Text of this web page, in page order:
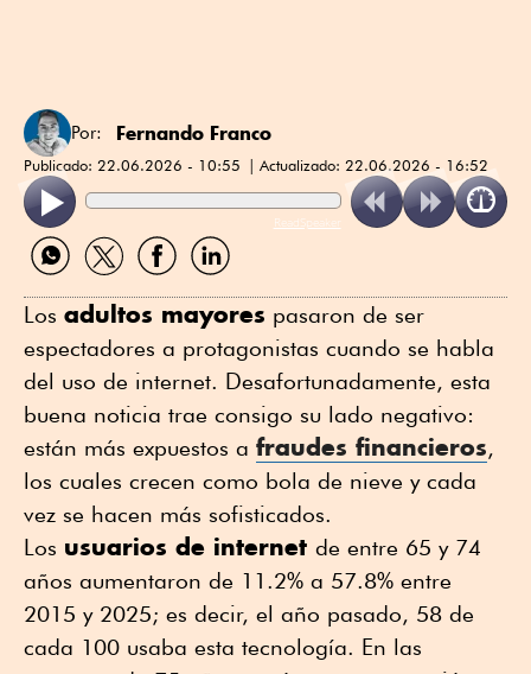
Por: Fernando Franco
Publicado: 22.06.2026 - 10:55 Actualizado: 22.06.2026 - 16:52
ReadSpeaker
Compartir
por
Compartir
por
Compartir
por
Compartir
por
Los adultos mayores pasaron de ser
espectadores a protagonistas cuando se habla
del uso de internet. Desafortunadamente, esta
buena noticia trae consigo su lado negativo:
están más expuestos a fraudes financieros,
los cuales crecen como bola de nieve y cada
vez se hacen más sofisticados.
Los usuarios de internet de entre 65 y 74
años aumentaron de 11.2% a 57.8% entre
2015 y 2025; es decir, el año pasado, 58 de
cada 100 usaba esta tecnología. En las